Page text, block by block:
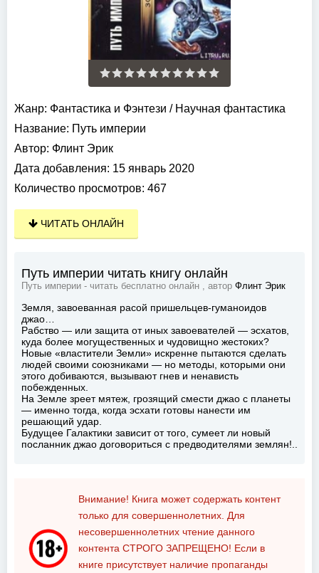
Жанр: Фантастика и Фэнтези / Научная фантастика
Название: Путь империи
Автор: Флинт Эрик
Дата добавления: 15 январь 2020
Количество просмотров: 467
ЧИТАТЬ ОНЛАЙН
Путь империи читать книгу онлайн
Путь империи - читать бесплатно онлайн , автор Флинт Эрик
Земля, завоеванная расой пришельцев-гуманоидов
джао…
Рабство — или защита от иных завоевателей — эсхатов,
куда более могущественных и чудовищно жестоких?
Новые «властители Земли» искренне пытаются сделать
людей своими союзниками — но методы, которыми они
этого добиваются, вызывают гнев и ненависть
побежденных.
На Земле зреет мятеж, грозящий смести джао с планеты
— именно тогда, когда эсхати готовы нанести им
решающий удар.
Будущее Галактики зависит от того, сумеет ли новый
посланник джао договориться с предводителями землян!..
Внимание! Книга может содержать контент
только для совершеннолетних. Для
несовершеннолетних чтение данного
контента СТРОГО ЗАПРЕЩЕНО! Если в
книге присутствует наличие пропаганды